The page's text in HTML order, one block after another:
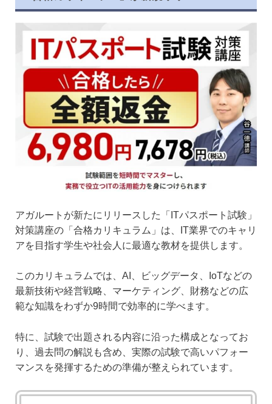
アガルートが新たにリリースした「ITパスポート試験」
対策講座の「合格カリキュラム」は、IT業界でのキャリ
アを目指す学生や社会人に最適な教材を提供します。
このカリキュラムでは、AI、ビッグデータ、IoTなどの
最新技術や経営戦略、マーケティング、財務などの広
範な知識をわずか9時間で効率的に学べます。
特に、試験で出題される内容に沿った構成となってお
り、過去問の解説も含め、実際の試験で高いパフォー
マンスを発揮するための準備が整えられています。